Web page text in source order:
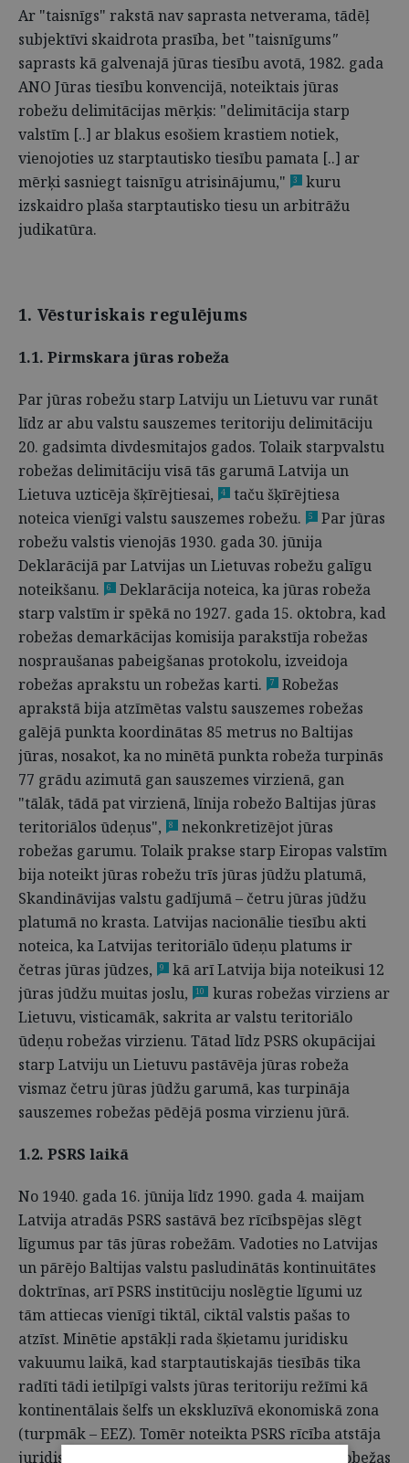
Ar "taisnīgs" rakstā nav saprasta netverama, tādēļ
subjektīvi skaidrota prasība, bet "taisnīgums"
saprasts kā galvenajā jūras tiesību avotā, 1982. gada
ANO Jūras tiesību konvencijā, noteiktais jūras
robežu delimitācijas mērķis: "delimitācija starp
valstīm [..] ar blakus esošiem krastiem notiek,
vienojoties uz starptautisko tiesību pamata [..] ar
mērķi sasniegt taisnīgu atrisinājumu,"
3
kuru
izskaidro plaša starptautisko tiesu un arbitrāžu
judikatūra.
1. Vēsturiskais regulējums
1.1. Pirmskara jūras robeža
Par jūras robežu starp Latviju un Lietuvu var runāt
līdz ar abu valstu sauszemes teritoriju delimitāciju
20. gadsimta divdesmitajos gados. Tolaik starpvalstu
robežas delimitāciju visā tās garumā Latvija un
Lietuva uzticēja šķīrējtiesai,
4
taču šķīrējtiesa
noteica vienīgi valstu sauszemes robežu.
5
Par jūras
robežu valstis vienojās 1930. gada 30. jūnija
Deklarācijā par Latvijas un Lietuvas robežu galīgu
noteikšanu.
6
Deklarācija noteica, ka jūras robeža
starp valstīm ir spēkā no 1927. gada 15. oktobra, kad
robežas demarkācijas komisija parakstīja robežas
nospraušanas pabeigšanas protokolu, izveidoja
robežas aprakstu un robežas karti.
7
Robežas
aprakstā bija atzīmētas valstu sauszemes robežas
galējā punkta koordinātas 85 metrus no Baltijas
jūras, nosakot, ka no minētā punkta robeža turpinās
77 grādu azimutā gan sauszemes virzienā, gan
"tālāk, tādā pat virzienā, līnija robežo Baltijas jūras
teritoriālos ūdeņus",
8
nekonkretizējot jūras
robežas garumu. Tolaik prakse starp Eiropas valstīm
bija noteikt jūras robežu trīs jūras jūdžu platumā,
Skandināvijas valstu gadījumā – četru jūras jūdžu
platumā no krasta. Latvijas nacionālie tiesību akti
noteica, ka Latvijas teritoriālo ūdeņu platums ir
četras jūras jūdzes,
9
kā arī Latvija bija noteikusi 12
jūras jūdžu muitas joslu,
10
kuras robežas virziens ar
Lietuvu, visticamāk, sakrita ar valstu teritoriālo
ūdeņu robežas virzienu. Tātad līdz PSRS okupācijai
starp Latviju un Lietuvu pastāvēja jūras robeža
vismaz četru jūras jūdžu garumā, kas turpināja
sauszemes robežas pēdējā posma virzienu jūrā.
1.2. PSRS laikā
No 1940. gada 16. jūnija līdz 1990. gada 4. maijam
Latvija atradās PSRS sastāvā bez rīcībspējas slēgt
līgumus par tās jūras robežām. Vadoties no Latvijas
un pārējo Baltijas valstu pasludinātās kontinuitātes
doktrīnas, arī PSRS institūciju noslēgtie līgumi uz
tām attiecas vienīgi tiktāl, ciktāl valstis pašas to
atzīst. Minētie apstākļi rada šķietamu juridisku
vakuumu laikā, kad starptautiskajās tiesībās tika
radīti tādi ietilpīgi valsts jūras teritoriju režīmi kā
kontinentālais šelfs un ekskluzīvā ekonomiskā zona
(turpmāk – EEZ). Tomēr noteikta PSRS rīcība atstāja
juridiskas sekas uz Latvijas un Lietuvas jūras robežas